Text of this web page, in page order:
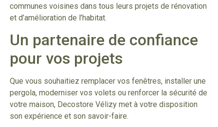
communes voisines dans tous leurs projets de rénovation
et d’amélioration de l’habitat.
Un partenaire de confiance
pour vos projets
Que vous souhaitiez remplacer vos fenêtres, installer une
pergola, moderniser vos volets ou renforcer la sécurité de
votre maison, Decostore Vélizy met à votre disposition
son expérience et son savoir-faire.